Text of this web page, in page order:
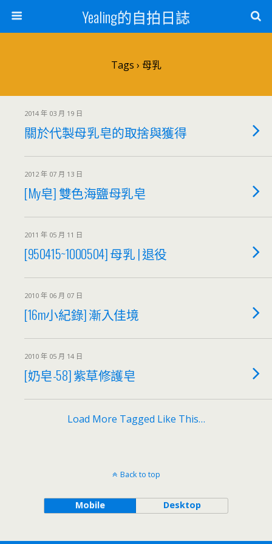
Yealing的自拍日誌
Tags › 母乳
2014 年 03 月 19 日
關於代製母乳皂的取捨與獲得
2012 年 07 月 13 日
[My皂] 雙色海鹽母乳皂
2011 年 05 月 11 日
[950415~1000504] 母乳 | 退役
2010 年 06 月 07 日
[16m小紀錄] 漸入佳境
2010 年 05 月 14 日
[奶皂-58] 紫草修護皂
Load More Tagged Like This…
Back to top
Mobile Desktop